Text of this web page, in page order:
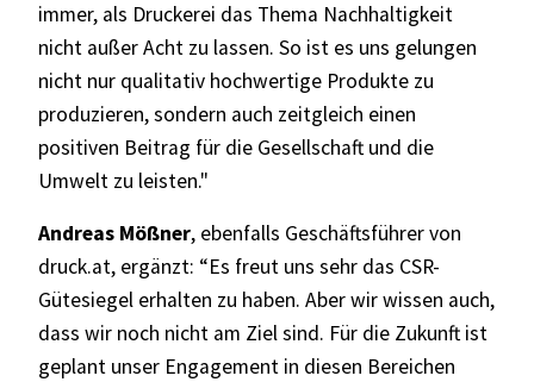
immer, als Druckerei das Thema Nachhaltigkeit
nicht außer Acht zu lassen. So ist es uns gelungen
nicht nur qualitativ hochwertige Produkte zu
produzieren, sondern auch zeitgleich einen
positiven Beitrag für die Gesellschaft und die
Umwelt zu leisten."
Andreas Mößner, ebenfalls Geschäftsführer von
druck.at, ergänzt: “Es freut uns sehr das CSR-
Gütesiegel erhalten zu haben. Aber wir wissen auch,
dass wir noch nicht am Ziel sind. Für die Zukunft ist
geplant unser Engagement in diesen Bereichen